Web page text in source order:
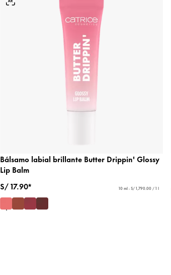
Bálsamo labial brillante Butter Drippin' Glossy
Lip Balm
S/ 17.90*
10 ml - S/ 1,790.00 / 1 l